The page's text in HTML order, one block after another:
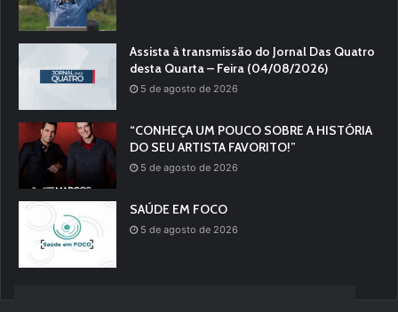
Assista à transmissão do Jornal Das Quatro
desta Quarta – Feira (04/08/2026)
5 de agosto de 2026
“CONHEÇA UM POUCO SOBRE A HISTÓRIA
DO SEU ARTISTA FAVORITO!”
5 de agosto de 2026
SAÚDE EM FOCO
5 de agosto de 2026